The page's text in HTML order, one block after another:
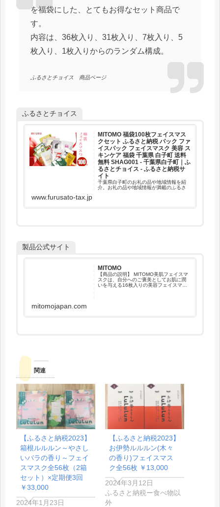
を福袋にした、とてもお得なセット商品で
す。
内容は、36枚入り、31枚入り、7枚入り、5
枚入り、1枚入りからのランダム構成。
ふるさとチョイス 商品ページ
ふるさとチョイス
MITOMO 福袋100枚フェイスマス
クセット ふるさと納税 パック ファ
イスパック フェイスマスク 美容 ス
キンケア 福袋 千葉県 白子町 送料
無料 SHAG001 - 千葉県白子町｜ふ
るさとチョイス - ふるさと納税サ
イト
千葉県白子町のお礼の品や地域情報を紹
介。お礼の品や地域情報が満載のふるさ
さと納税で寄付ができます。
www.furusato-tax.jp
製品公式サイト
MITOMO
【商品の説明】 MITOMO美肌フェイスマ
スクは、自分へのご褒美としてお肌に潤
いを与える16枚入りの美容フェイスマス
mitomojapan.com
関連
【ふるさと納税2023】
箱根ルルルン～やさし
いバラの香り～フェイ
スマスク全56枚（2箱
セット）×定期便3回
￥33,000
2024年1月23日
【ふるさと納税2023】
お伊勢ルルルン(木々
の香り)フェイスマス
ク全56枚 ￥13,000
2024年3月12日
ふるさと納税ー食べ物以
外